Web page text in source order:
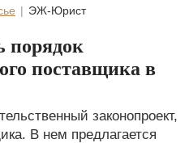
ЭЖ-Юрист
порядок
поставщика в
законопроект,
В нем предлагается